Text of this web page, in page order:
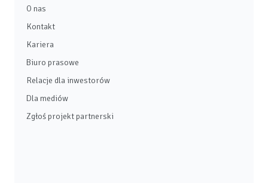
O nas
Kontakt
Kariera
Biuro prasowe
Relacje dla inwestorów
Dla mediów
Zgłoś projekt partnerski